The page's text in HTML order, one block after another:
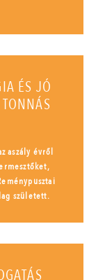
ÉS JÓ
aszály évről
született.